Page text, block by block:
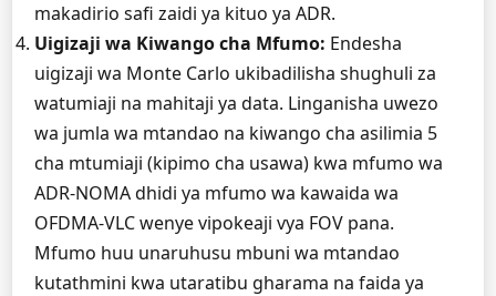
makadirio safi zaidi ya kituo ya ADR.
Uigizaji wa Kiwango cha Mfumo: Endesha
uigizaji wa Monte Carlo ukibadilisha shughuli za
watumiaji na mahitaji ya data. Linganisha uwezo
wa jumla wa mtandao na kiwango cha asilimia 5
cha mtumiaji (kipimo cha usawa) kwa mfumo wa
ADR-NOMA dhidi ya mfumo wa kawaida wa
OFDMA-VLC wenye vipokeaji vya FOV pana.
Mfumo huu unaruhusu mbuni wa mtandao
kutathmini kwa utaratibu gharama na faida ya